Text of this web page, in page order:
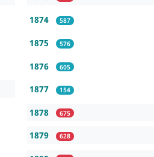
1874 587
1875 576
1876 605
1877 154
1878 675
1879 628